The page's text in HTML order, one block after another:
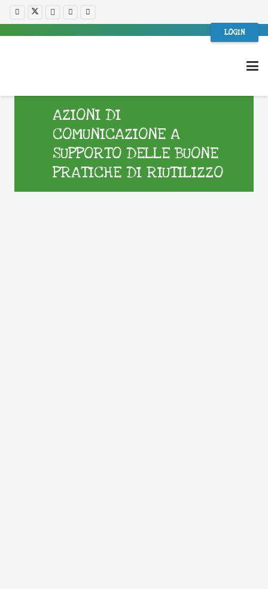
LOGIN
AZIONI DI
COMUNICAZIONE A
SUPPORTO DELLE BUONE
PRATICHE DI RIUTILIZZO